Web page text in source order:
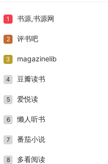
1 书源,书源网
2 评书吧
3 magazinelib
4 豆瓣读书
5 爱悦读
6 懒人听书
7 番茄小说
8 多看阅读